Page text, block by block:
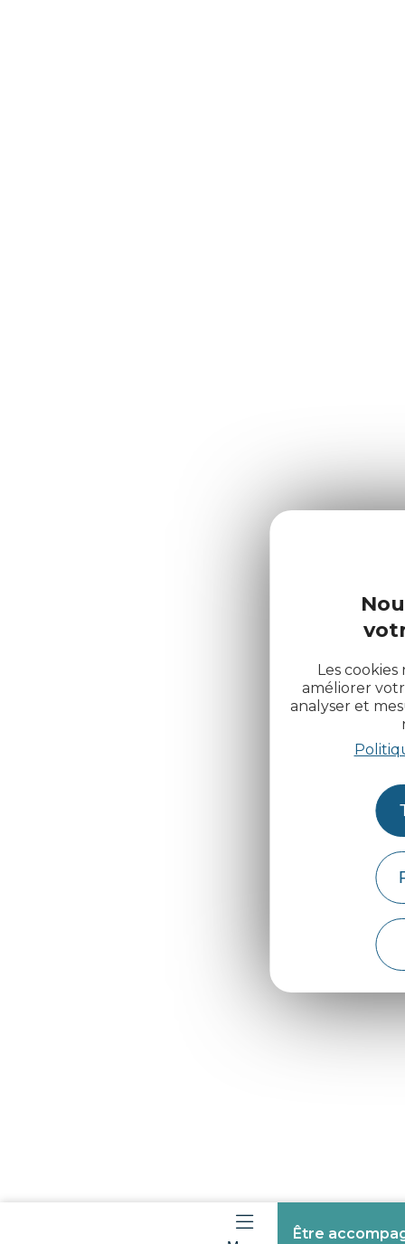
Les
améliorer
analyser et
Être